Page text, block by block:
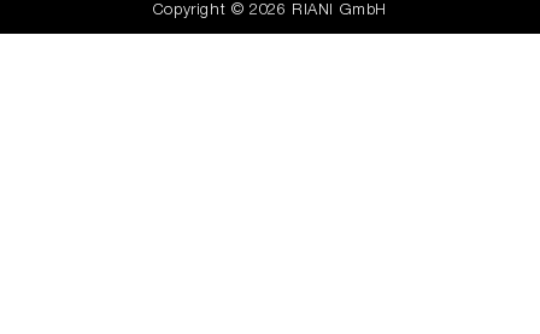
Copyright © 2026 RIANI GmbH